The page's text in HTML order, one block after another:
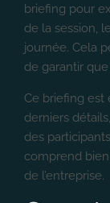
briefing pour
de la session,
journée. Cela
de garantir que
Ce briefing est
derniers
des
comprend bien
de l’entreprise.